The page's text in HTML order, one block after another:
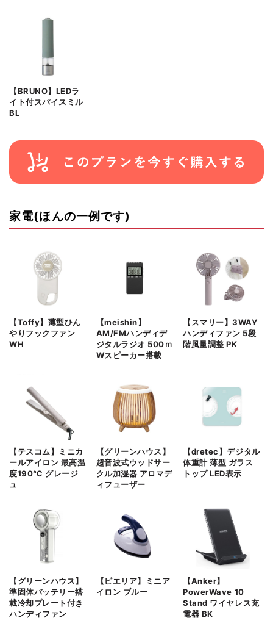
【BRUNO】LEDラ
イト付スパイスミル
BL
家電(ほんの一例です)
【Toffy】薄型ひん
やりフックファン
WH
【meishin】
AM/FMハンディデ
ジタルラジオ 500ｍ
Wスピーカー搭載
【スマリー】3WAY
ハンディファン 5段
階風量調整 PK
【テスコム】ミニカ
ールアイロン 最高温
度190℃ グレージ
ュ
【グリーンハウス】
超音波式ウッドサー
クル加湿器 アロマデ
ィフューザー
【dretec】デジタル
体重計 薄型 ガラス
トップ LED表示
【グリーンハウス】
準固体バッテリー搭
載冷却プレート付き
ハンディファン
【ピエリア】ミニア
イロン ブルー
【Anker】
PowerWave 10
Stand ワイヤレス充
電器 BK